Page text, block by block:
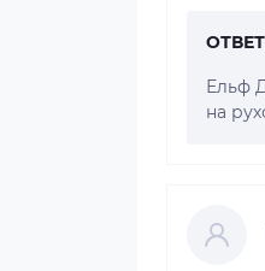
Ельф
на